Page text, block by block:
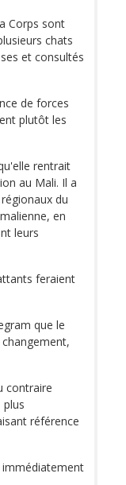
Corps sont
chats
et consultés
de forces
plutôt les
rentrait
au Mali. Il a
du
en
leurs
feraient
que le
contraire
référence
immédiatement